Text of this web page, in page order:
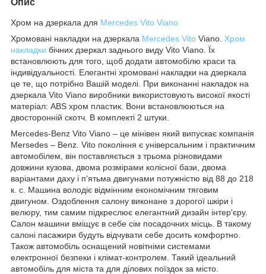
Хром на дзеркала для Mercedes Vito Viano
Хромовані накладки на дзеркала Mercedes Vito Viano. Хром
накладки бічних дзеркал заднього виду Vito Viano. Їх
встановлюють для того, щоб додати автомобілю краси та
індивідуальності. Елегантні хромовані накладки на дзеркала
це те, що потрібно Вашій моделі. При виконанні накладок на
дзеркала Vito Viano виробники використовують високої якості
матеріал: ABS хром пластик. Вони встановлюються на
двосторонній скотч. В комплекті 2 штуки.
Mercedes-Benz Vito Viano – це мінівен який випускає компанія
Mersedes – Benz. Vito покоління є універсальним і практичним
автомобілем, він поставляється з трьома різновидами
довжини кузова, двома розмірами колісної бази, двома
варіантами даху і п'ятьма двигунами потужністю від 88 до 218
к. с. Машина володіє відмінним економічним тяговим
двигуном. Оздоблення салону виконане з дорогої шкіри і
велюру, тим самим підкреслює елегантний дизайн інтер'єру.
Салон машини вміщує в себе сім посадочних місць. В такому
салоні пасажири будуть відчувати себе досить комфортно.
Також автомобіль оснащений новітніми системами
електронної безпеки і клімат-контролем. Такий ідеальний
автомобіль для міста та для ділових поїздок за місто.